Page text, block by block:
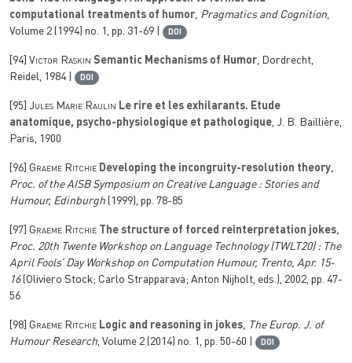
computational treatments of humor, Pragmatics and Cognition,
Volume 2 (1994) no. 1, pp. 31-69 | DOI
[94] Victor Raskin Semantic Mechanisms of Humor, Dordrecht,
Reidel, 1984 |
DOI
[95] Jules Marie Raulin Le rire et les exhilarants. Etude
anatomique, psycho-physiologique et pathologique, J. B. Baillière,
Paris, 1900
[96] Graeme Ritchie Developing the incongruity-resolution theory,
Proc. of the AISB Symposium on Creative Language : Stories and
Humour, Edinburgh (1999), pp. 78-85
[97] Graeme Ritchie The structure of forced reinterpretation jokes,
Proc. 20th Twente Workshop on Language Technology (TWLT20) : The
April Fools’ Day Workshop on Computation Humour, Trento, Apr. 15-
16(Oliviero Stock; Carlo Strapparava; Anton Nijholt, eds.), 2002, pp. 47-
56
[98] Graeme Ritchie Logic and reasoning in jokes, The Europ. J. of
Humour Research, Volume 2 (2014) no. 1, pp. 50-60 | DOI